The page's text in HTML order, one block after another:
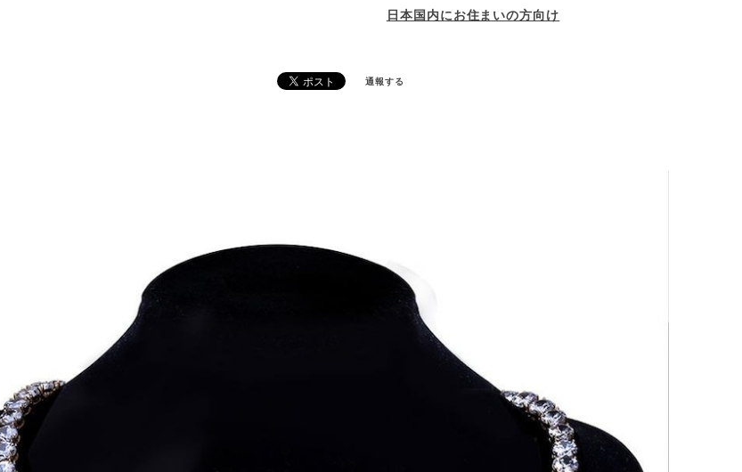
日本国内にお住まいの方向け
通報する